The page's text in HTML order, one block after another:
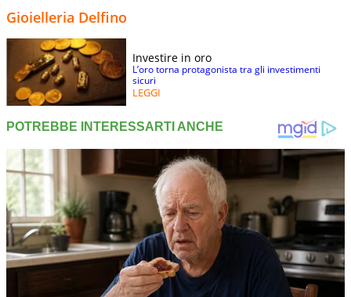
Gioielleria Delfino
Investire in oro
L’oro torna protagonista tra gli investimenti
sicuri
LEGGI